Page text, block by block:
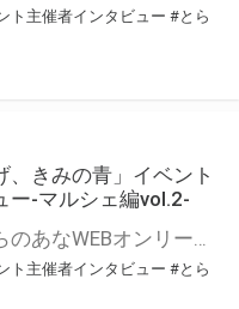
ト主催者インタビュー #とら
、きみの青」イベント
ー-マルシェ編vol.2-
こんにちは、とらのあなWEBオンリー運営スタッフです。 新たにお届けする、イベント主催者インタビュー-マルシェ編-は、 とらのあなWEBオンリー「マルシェ」をご利用の主催様に 「マルシェ」を使ってイベントを開催した感想や心がけをお聞きする企画です。 今回は、WEBオンリー初開催「駄菓子と唐揚げ、きみの青」より、 主催のぎこ六屋様にお話を伺いました。 協力：ぎこ六屋様／イベント公式Twitter（@krkgwks） とらのあなWEBオンリー「マルシェ」とは？ WEBオンリーでリアルタイムでコミュニケーションがとれるオンライン会場です。
ト主催者インタビュー #とら